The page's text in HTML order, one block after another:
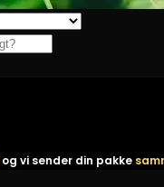
og vi sender din pakke